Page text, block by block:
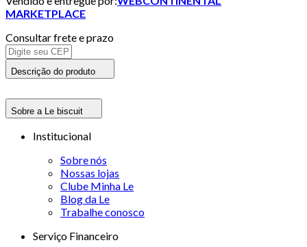
MARKETPLACE
Consultar frete e prazo
Descrição do produto
Sobre a Le biscuit
Institucional
Sobre nós
Nossas lojas
Clube Minha Le
Blog da Le
Trabalhe conosco
Serviço Financeiro